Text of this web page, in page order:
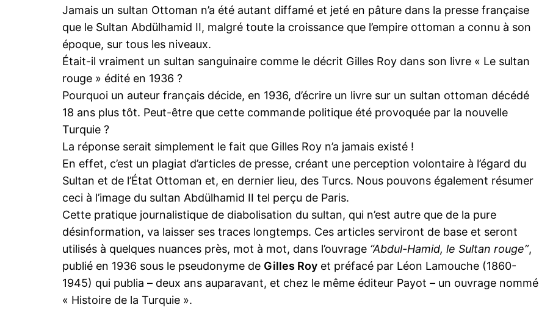
Jamais un sultan Ottoman n’a été autant diffamé et jeté en pâture dans la presse française
que le Sultan Abdülhamid II, malgré toute la croissance que l’empire ottoman a connu à son
époque, sur tous les niveaux.
Était-il vraiment un sultan sanguinaire comme le décrit Gilles Roy dans son livre « Le sultan
rouge » édité en 1936 ?
Pourquoi un auteur français décide, en 1936, d’écrire un livre sur un sultan ottoman décédé
18 ans plus tôt. Peut-être que cette commande politique été provoquée par la nouvelle
Turquie ?
La réponse serait simplement le fait que Gilles Roy n’a jamais existé !
En effet, c’est un plagiat d’articles de presse, créant une perception volontaire à l’égard du
Sultan et de l’État Ottoman et, en dernier lieu, des Turcs. Nous pouvons également résumer
ceci à l’image du sultan Abdülhamid II tel perçu de Paris.
Cette pratique journalistique de diabolisation du sultan, qui n’est autre que de la pure
désinformation, va laisser ses traces longtemps. Ces articles serviront de base et seront
utilisés à quelques nuances près, mot à mot, dans l’ouvrage “Abdul-Hamid, le Sultan rouge”,
publié en 1936 sous le pseudonyme de Gilles Roy et préfacé par Léon Lamouche (1860-
1945) qui publia – deux ans auparavant, et chez le même éditeur Payot – un ouvrage nommé
« Histoire de la Turquie ».